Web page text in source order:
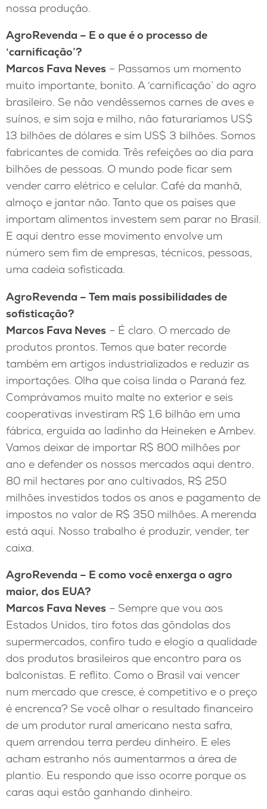
nossa produção.
AgroRevenda – E o que é o processo de
‘carnificação’?
Marcos Fava Neves – Passamos um momento
muito importante, bonito. A ‘carnificação’ do agro
brasileiro. Se não vendêssemos carnes de aves e
suínos, e sim soja e milho, não faturaríamos US$
13 bilhões de dólares e sim US$ 3 bilhões. Somos
fabricantes de comida. Três refeições ao dia para
bilhões de pessoas. O mundo pode ficar sem
vender carro elétrico e celular. Café da manhã,
almoço e jantar não. Tanto que os países que
importam alimentos investem sem parar no Brasil.
E aqui dentro esse movimento envolve um
número sem fim de empresas, técnicos, pessoas,
uma cadeia sofisticada.
AgroRevenda – Tem mais possibilidades de
sofisticação?
Marcos Fava Neves – É claro. O mercado de
produtos prontos. Temos que bater recorde
também em artigos industrializados e reduzir as
importações. Olha que coisa linda o Paraná fez.
Comprávamos muito malte no exterior e seis
cooperativas investiram R$ 1,6 bilhão em uma
fábrica, erguida ao ladinho da Heineken e Ambev.
Vamos deixar de importar R$ 800 milhões por
ano e defender os nossos mercados aqui dentro.
80 mil hectares por ano cultivados, R$ 250
milhões investidos todos os anos e pagamento de
impostos no valor de R$ 350 milhões. A merenda
está aqui. Nosso trabalho é produzir, vender, ter
caixa.
AgroRevenda – E como você enxerga o agro
maior, dos EUA?
Marcos Fava Neves – Sempre que vou aos
Estados Unidos, tiro fotos das gôndolas dos
supermercados, confiro tudo e elogio a qualidade
dos produtos brasileiros que encontro para os
balconistas. E reflito. Como o Brasil vai vencer
num mercado que cresce, é competitivo e o preço
é encrenca? Se você olhar o resultado financeiro
de um produtor rural americano nesta safra,
quem arrendou terra perdeu dinheiro. E eles
acham estranho nós aumentarmos a área de
plantio. Eu respondo que isso ocorre porque os
caras aqui estão ganhando dinheiro.